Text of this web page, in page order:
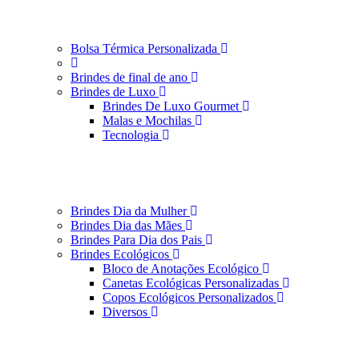
Bolsa Térmica Personalizada
Brindes de final de ano
Brindes de Luxo
Brindes De Luxo Gourmet
Malas e Mochilas
Tecnologia
Brindes Dia da Mulher
Brindes Dia das Mães
Brindes Para Dia dos Pais
Brindes Ecológicos
Bloco de Anotações Ecológico
Canetas Ecológicas Personalizadas
Copos Ecológicos Personalizados
Diversos